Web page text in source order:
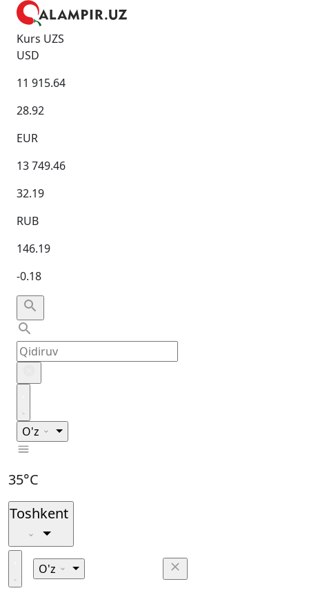
Kurs UZS
USD
11 915.64
28.92
EUR
13 749.46
32.19
RUB
146.19
-0.18
O'z
35°C
Toshkent
O'z